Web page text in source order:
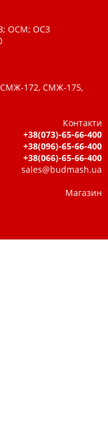
ОСМ; ОСЗ
СМЖ-172, СМЖ-175,
Контакти
+38(073)-65-66-400
+38(096)-65-66-400
+38(066)-65-66-400
sales@budmash.ua
Магазин